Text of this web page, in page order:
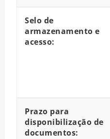
Selo de
armazenamento e
acesso:
Prazo para
disponibilização de
documentos: